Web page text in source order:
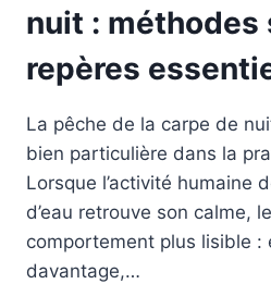
nuit : méthodes
repères
La pêche de la carpe de
bien particulière dans la
Lorsque l’activité humaine
d’eau retrouve son calme,
comportement plus lisible :
davantage,…